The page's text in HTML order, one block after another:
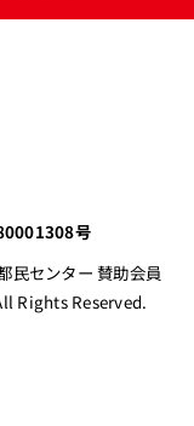
号
民センター 賛助会員
Rights Reserved.